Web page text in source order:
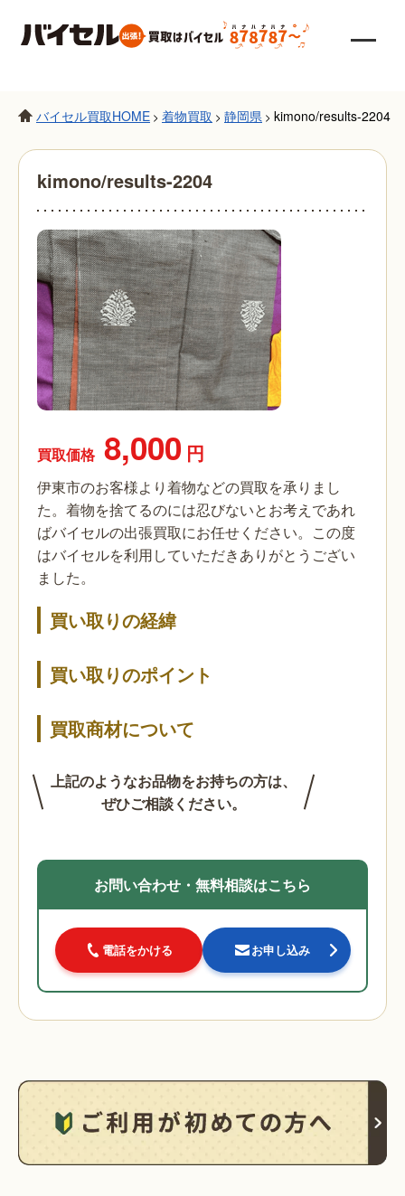
バイセル買取HOME > 着物買取 > 静岡県 > kimono/results-2204
kimono/results-2204
買取価格 8,000 円
伊東市のお客様より着物などの買取を承りまし
た。着物を捨てるのには忍びないとお考えであれ
ばバイセルの出張買取にお任せください。この度
はバイセルを利用していただきありがとうござい
ました。
買い取りの経緯
買い取りのポイント
買取商材について
上記のようなお品物をお持ちの方は、
ぜひご相談ください。
お問い合わせ・無料相談はこちら
電話をかける お申し込み